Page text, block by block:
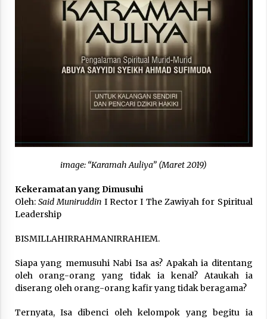
3 months ago
Takut Mati
3 months ago
Siswa YPHC
3 months ago
Said Muniruddin Beri Pelatihan dan Motivasi
Aceh
SELVi: Sebuah Model Motivasi dalam
Aliansi Yahudi dan Kristen dalam Dinamika
4 months ago
image: “Karamah Auliya” (Maret 2019)
Kekeramatan yang Dimusuhi
Oleh: Said Muniruddin I Rector I The Zawiyah for Spiritual
Leadership
BISMILLAHIRRAHMANIRRAHIEM.
Siapa yang memusuhi Nabi Isa as? Apakah ia ditentang
oleh orang-orang yang tidak ia kenal? Ataukah ia
diserang oleh orang-orang kafir yang tidak beragama?
Ternyata, Isa dibenci oleh kelompok yang begitu ia